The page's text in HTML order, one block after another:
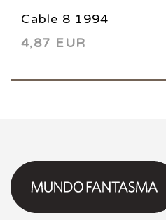
Cable 8 1994
4,87 EUR